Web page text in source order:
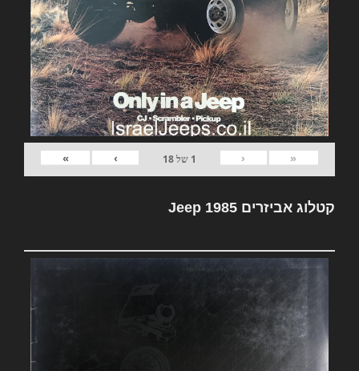
«
‹
1 של18
›
»
קטלוג אביזרים Jeep 1985